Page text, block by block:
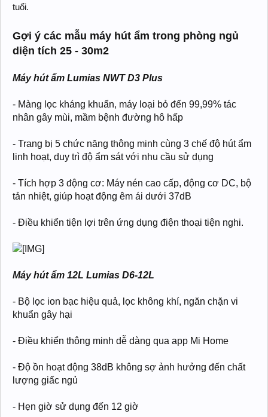
tuổi.
Gợi ý các mẫu máy hút ẩm trong phòng ngủ
diện tích 25 - 30m2
Máy hút ẩm Lumias NWT D3 Plus
- Màng lọc kháng khuẩn, máy loại bỏ đến 99,99% tác
nhân gây mùi, mầm bệnh đường hô hấp
- Trang bị 5 chức năng thông minh cùng 3 chế độ hút ẩm
linh hoạt, duy trì độ ẩm sát với nhu cầu sử dụng
- Tích hợp 3 động cơ: Máy nén cao cấp, động cơ DC, bộ
tản nhiệt, giúp hoạt động êm ái dưới 37dB
- Điều khiển tiện lợi trên ứng dụng điện thoại tiện nghi.
Máy hút ẩm 12L Lumias D6-12L
- Bộ lọc ion bạc hiệu quả, lọc không khí, ngăn chặn vi
khuẩn gây hại
- Điều khiển thông minh dễ dàng qua app Mi Home
- Độ ồn hoạt động 38dB không sợ ảnh hưởng đến chất
lượng giấc ngủ
- Hẹn giờ sử dụng đến 12 giờ